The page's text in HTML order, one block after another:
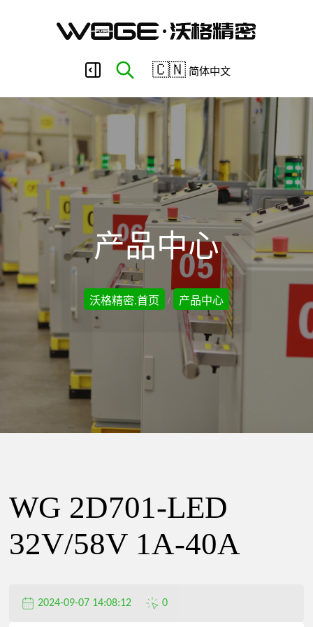
莞
市
沃
格
精
电
器
有
限
🇨🇳 简体中文
产品中心
沃格精密.首页 / 产品中心
WG 2D701-LED
32V/58V 1A-40A
2024-09-07 14:08:12 0